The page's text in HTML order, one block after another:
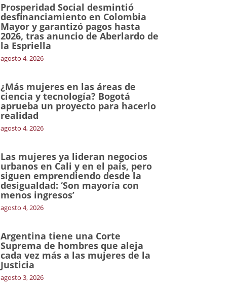
Prosperidad Social desmintió
desfinanciamiento en Colombia
Mayor y garantizó pagos hasta
2026, tras anuncio de Aberlardo de
la Espriella
agosto 4, 2026
¿Más mujeres en las áreas de
ciencia y tecnología? Bogotá
aprueba un proyecto para hacerlo
realidad
agosto 4, 2026
Las mujeres ya lideran negocios
urbanos en Cali y en el país, pero
siguen emprendiendo desde la
desigualdad: ‘Son mayoría con
menos ingresos’
agosto 4, 2026
Argentina tiene una Corte
Suprema de hombres que aleja
cada vez más a las mujeres de la
Justicia
agosto 3, 2026